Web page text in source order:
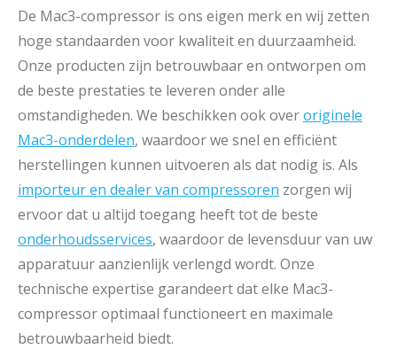
De Mac3-compressor is ons eigen merk en wij zetten
hoge standaarden voor kwaliteit en duurzaamheid.
Onze producten zijn betrouwbaar en ontworpen om
de beste prestaties te leveren onder alle
omstandigheden. We beschikken ook overoriginele
Mac3-onderdelen, waardoor we snel en efficiënt
herstellingen kunnen uitvoeren als dat nodig is. Als
importeur en dealer van compressoren zorgen wij
ervoor dat u altijd toegang heeft tot de beste
onderhoudsservices, waardoor de levensduur van uw
apparatuur aanzienlijk verlengd wordt. Onze
technische expertise garandeert dat elke Mac3-
compressor optimaal functioneert en maximale
betrouwbaarheid biedt.